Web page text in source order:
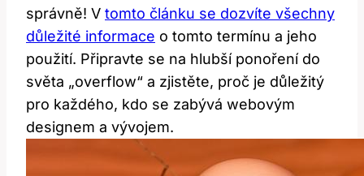
správně! V tomto článku se dozvíte všechny
důležité informace o tomto termínu a jeho
použití. Připravte se na hlubší ponoření do
světa „overflow“ a zjistěte, proč je důležitý
pro každého, kdo se zabývá webovým
designem a vývojem.